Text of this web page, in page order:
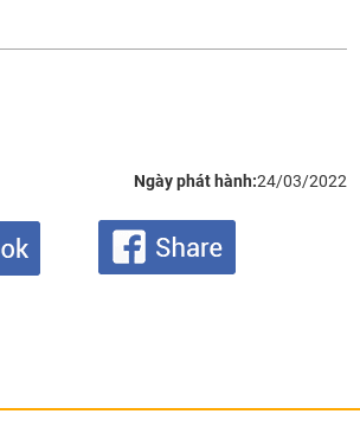
Ngày phát hành:24/03/2022